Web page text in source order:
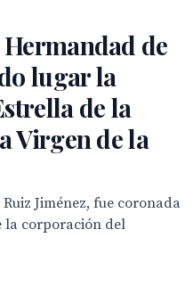
de
lugar la
de la
Virgen de la
Jiménez, fue coronada
la corporación del